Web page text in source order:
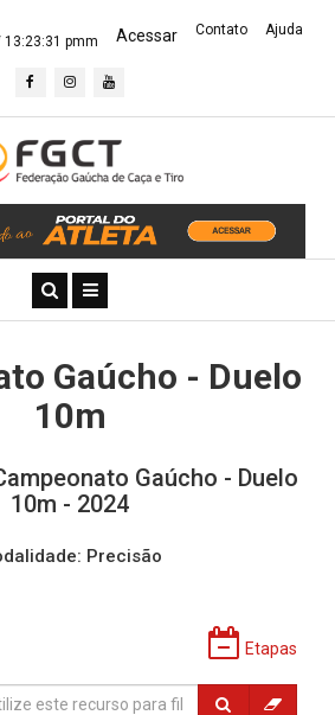
13:23:31 pmm Acessar Contato Ajuda
Gaúcho - Duelo
10m
Gaúcho - Duelo
10m - 2024
Precisão
Etapas